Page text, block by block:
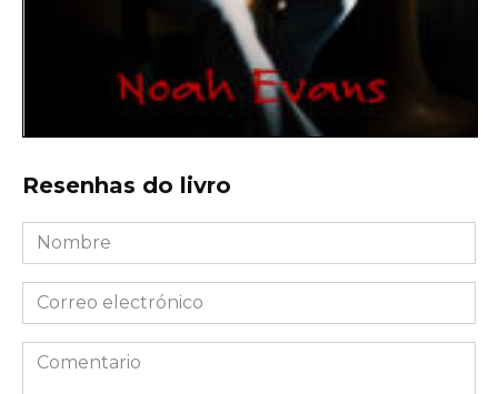
Resenhas do livro
Nombre
*
Correo
electrónico
*Comentario